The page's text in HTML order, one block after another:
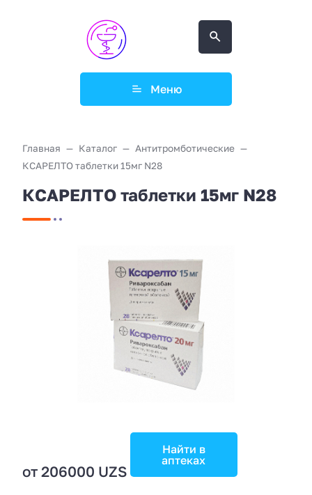
Меню
Главная Каталог
Антитромботические
КСАРЕЛТО таблетки 15мг N28
КСАРЕЛТО таблетки 15мг N28
от 206000 UZS
Найти в
аптеках